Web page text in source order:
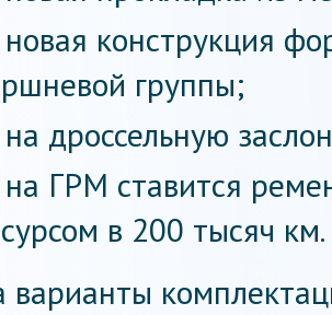
новая конструкция
группы;
на дроссельную
на ГРМ ставится
в 200 тысяч км.
варианты